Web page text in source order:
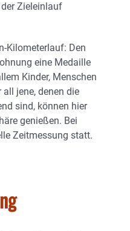
Zieleinlauf
Kilometerlauf: Den
eine Medaille
Kinder, Menschen
jene, denen die
sind, können hier
genießen. Bei
Zeitmessung statt.